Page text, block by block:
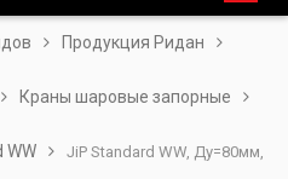
Продукция Ридан
Краны шаровые запорные
JiP Standard WW, Ду=80мм,